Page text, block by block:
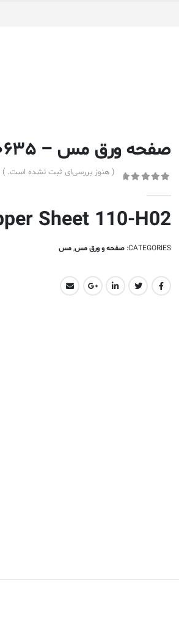
صفحه ورق مس – ۰٫۰۶۳۵ سانتی متر – ۱۱۰-H02
( هنوز بررسی‌ای ثبت نشده است. )
Sheet 110-H02
CATEGORIES: صفحه و ورق مس,مس